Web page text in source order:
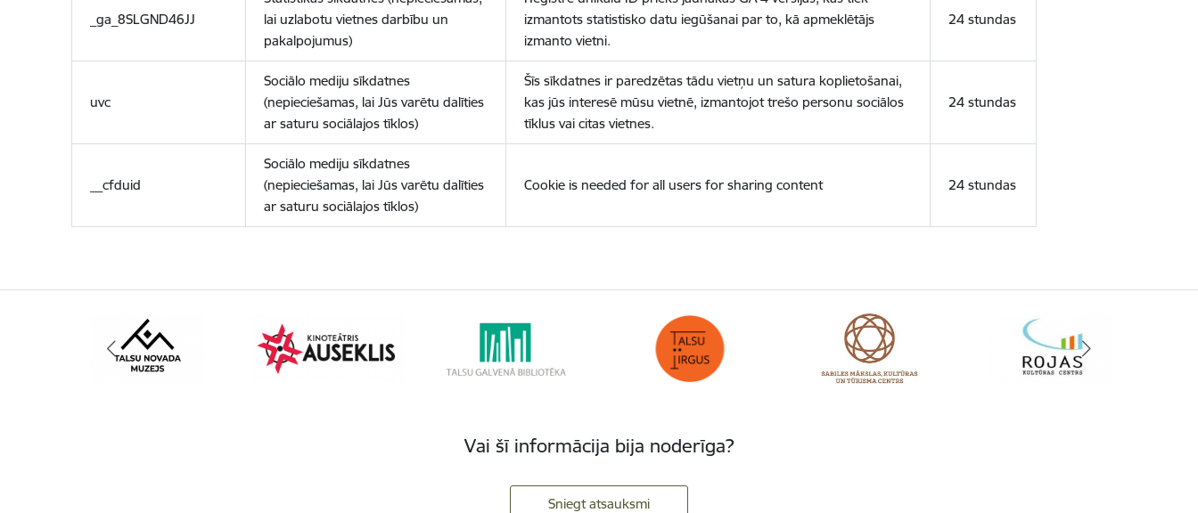
_ga_8SLGND46JJ
lai uzlabotu vietnes darbību un
pakalpojumus)
izmantots statistisko datu iegūšanai par to, kā apmeklētājs
izmanto vietni.
24 stundas
uvc
Sociālo mediju sīkdatnes
(nepieciešamas, lai Jūs varētu dalīties
ar saturu sociālajos tīklos)
Šīs sīkdatnes ir paredzētas tādu vietņu un satura koplietošanai,
kas jūs interesē mūsu vietnē, izmantojot trešo personu sociālos
tīklus vai citas vietnes.
24 stundas
__cfduid
Sociālo mediju sīkdatnes
(nepieciešamas, lai Jūs varētu dalīties
ar saturu sociālajos tīklos)
Cookie is needed for all users for sharing content 24 stundas
Vai šī informācija bija noderīga?
Sniegt atsauksmi